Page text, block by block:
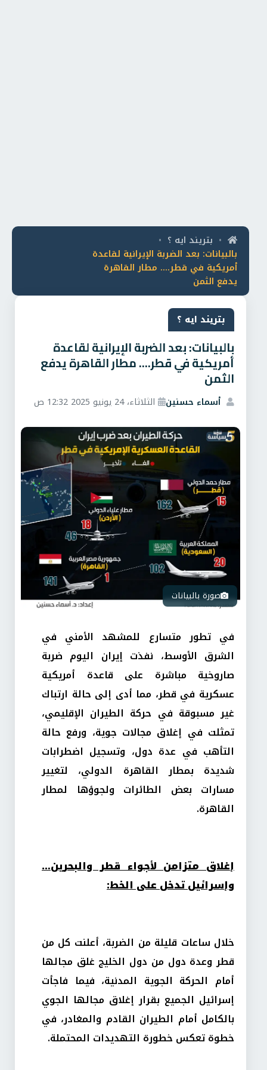
• بتريند ايه ؟ •
بالبيانات: بعد الضربة الإيرانية لقاعدة
أمريكية في قطر.... مطار القاهرة
يدفع الثمن
بتريند ايه ؟
بالبيانات: بعد الضربة الإيرانية لقاعدة
أمريكية في قطر.... مطار القاهرة يدفع
الثمن
أسماء حسنين الثلاثاء، 24 يونيو 2025 12:32 ص
صورة بالبيانات
في تطور متسارع للمشهد الأمني في
الشرق الأوسط، نفذت إيران اليوم ضربة
صاروخية مباشرة على قاعدة أمريكية
عسكرية في قطر، مما أدى إلى حالة ارتباك
غير مسبوقة في حركة الطيران الإقليمي،
تمثلت في إغلاق مجالات جوية، ورفع حالة
التأهب في عدة دول، وتسجيل اضطرابات
شديدة بمطار القاهرة الدولي، لتغيير
مسارات بعض الطائرات ولجوؤها لمطار
القاهرة.
إغلاق متزامن لأجواء قطر والبحرين…
وإسرائيل تدخل على الخط:
خلال ساعات قليلة من الضربة، أعلنت كل من
قطر وعدة دول من دول الخليج غلق مجالها
أمام الحركة الجوية المدنية، فيما فاجأت
إسرائيل الجميع بقرار إغلاق مجالها الجوي
بالكامل أمام الطيران القادم والمغادر، في
خطوة تعكس خطورة التهديدات المحتملة.